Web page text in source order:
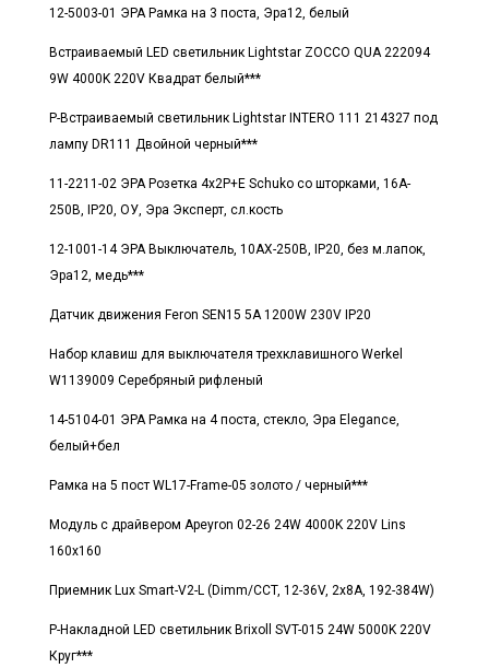
12-5003-01 ЭРА Рамка на 3 поста, Эра12, белый
Встраиваемый LED светильник Lightstar ZOCCO QUA 222094
9W 4000K 220V Квадрат белый***
Р-Встраиваемый светильник Lightstar INTERO 111 214327 под
лампу DR111 Двойной черный***
11-2211-02 ЭРА Розетка 4х2P+E Schuko со шторками, 16A-
250В, IP20, ОУ, Эра Эксперт, сл.кость
12-1001-14 ЭРА Выключатель, 10АХ-250В, IP20, без м.лапок,
Эра12, медь***
Датчик движения Feron SEN15 5A 1200W 230V IP20
Набор клавиш для выключателя трехклавишного Werkel
W1139009 Серебряный рифленый
14-5104-01 ЭРА Рамка на 4 поста, стекло, Эра Elegance,
белый+бел
Рамка на 5 пост WL17-Frame-05 золото / черный***
Модуль с драйвером Apeyron 02-26 24W 4000K 220V Lins
160х160
Приемник Lux Smart-V2-L (Dimm/CCT, 12-36V, 2x8A, 192-384W)
Р-Накладной LED светильник Brixoll SVT-015 24W 5000K 220V
Круг***